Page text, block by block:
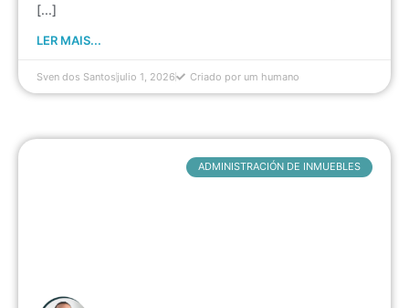
[...]
LER MAIS...
Sven dos Santos julio 1, 2026 Criado por um humano
ADMINISTRACIÓN DE INMUEBLES